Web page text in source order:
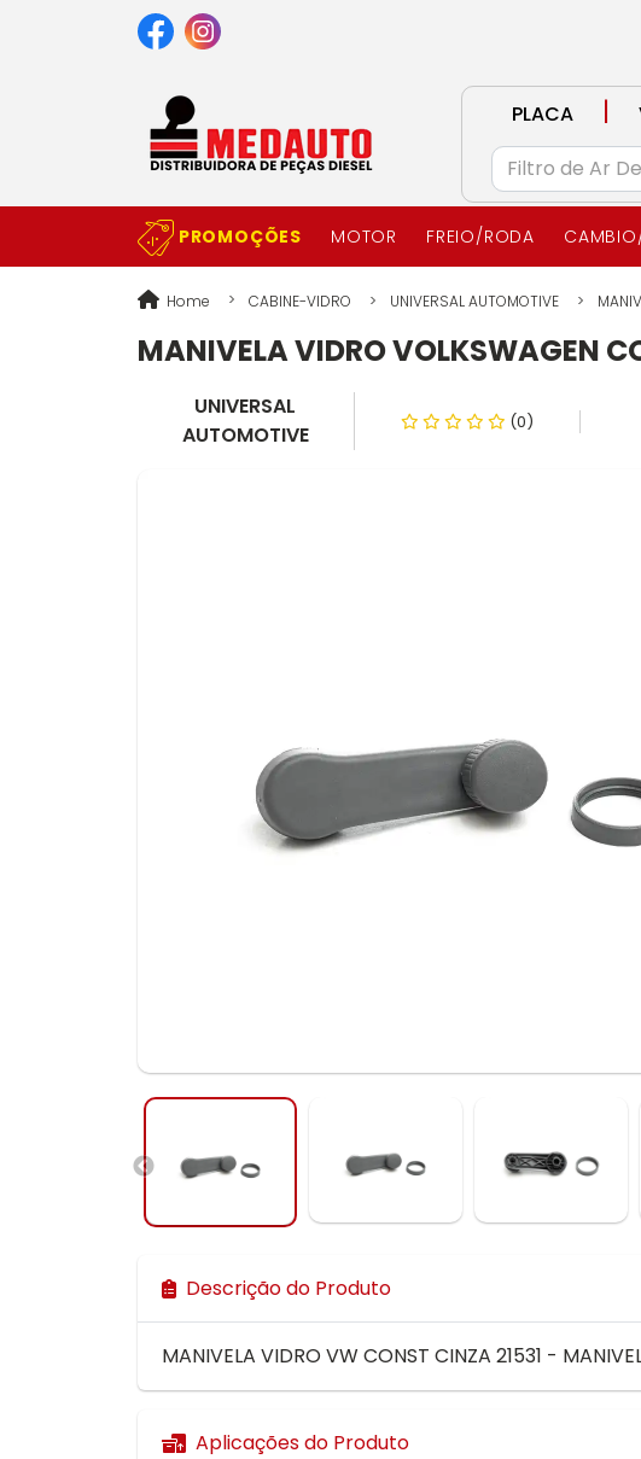
PLACA
|
PROMOÇÕES MOTOR FREIO/RODA
Home CABINE-VIDRO UNIVERSAL AUTOMOTIVE
MANIVELA VIDRO VOLKSWAGEN
UNIVERSAL
AUTOMOTIVE
(0)
Descrição do Produto
MANIVELA VIDRO VW CONST CINZA 21531 -
Aplicações do Produto